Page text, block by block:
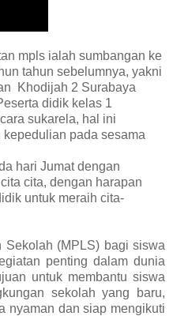
mpls ialah sumbangan ke
tahun sebelumnya, yakni
Khodijah 2 Surabaya
didik kelas 1
sukarela, hal ini
pada sesama
hari Jumat dengan
cita, dengan harapan
untuk meraih cita-
Sekolah (MPLS) bagi siswa
penting dalam dunia
untuk membantu siswa
sekolah yang baru,
nyaman dan siap mengikuti